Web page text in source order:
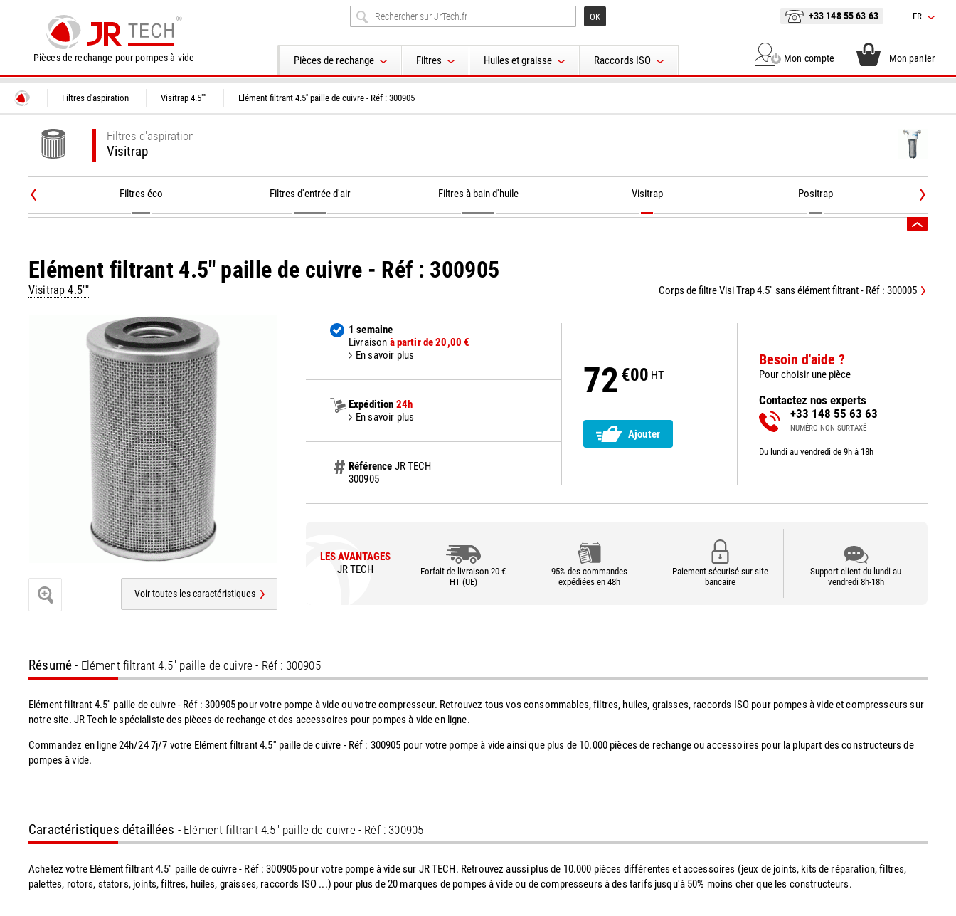
Pièces de rechange pour pompes à vide Pièces de rechange Filtres Huiles et graisse Raccords ISO
+33 148 55 63 63 FR
Mon compte Mon panier
Filtres d'aspiration Visitrap 4.5"" Elément filtrant 4.5'' paille de cuivre - Réf : 300905
Filtres d'aspiration
Visitrap
Filtres éco Filtres d'entrée d'air Filtres à bain d'huile Visitrap Positrap
Elément filtrant 4.5'' paille de cuivre - Réf : 300905
Visitrap 4.5"" Corps de filtre Visi Trap 4.5'' sans élément filtrant - Réf : 300005
Voir toutes les caractéristiques
1 semaine
Livraison à partir de 20,00 €
En savoir plus
Expédition 24h
En savoir plus
Référence JR TECH
300905
72 €00 HT
Ajouter
Besoin d'aide ?
Pour choisir une pièce
Contactez nos experts
+33 148 55 63 63
NUMÉRO NON SURTAXÉ
Du lundi au vendredi de 9h à 18h
LES AVANTAGES
JR TECH
Forfait de livraison 20 €
HT (UE)
95% des commandes
expédiées en 48h
Paiement sécurisé sur site
bancaire
Support client du lundi au
vendredi 8h-18h
Résumé - Elément filtrant 4.5'' paille de cuivre - Réf : 300905
Elément filtrant 4.5'' paille de cuivre - Réf : 300905 pour votre pompe à vide ou votre compresseur. Retrouvez tous vos consommables, filtres, huiles, graisses, raccords ISO pour pompes à vide et compresseurs sur
notre site. JR Tech le spécialiste des pièces de rechange et des accessoires pour pompes à vide en ligne.
Commandez en ligne 24h/24 7j/7 votre Elément filtrant 4.5'' paille de cuivre - Réf : 300905 pour votre pompe à vide ainsi que plus de 10.000 pièces de rechange ou accessoires pour la plupart des constructeurs de
pompes à vide.
Caractéristiques détaillées - Elément filtrant 4.5'' paille de cuivre - Réf : 300905
Achetez votre Elément filtrant 4.5'' paille de cuivre - Réf : 300905 pour votre pompe à vide sur JR TECH. Retrouvez aussi plus de 10.000 pièces différentes et accessoires (jeux de joints, kits de réparation, filtres,
palettes, rotors, stators, joints, filtres, huiles, graisses, raccords ISO ...) pour plus de 20 marques de pompes à vide ou de compresseurs à des tarifs jusqu'à 50% moins cher que les constructeurs.